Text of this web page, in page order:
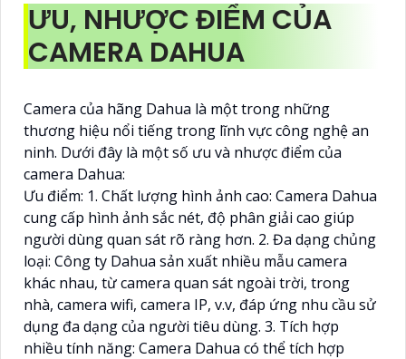
ƯU, NHƯỢC ĐIỂM CỦA
CAMERA DAHUA
Camera của hãng Dahua là một trong những
thương hiệu nổi tiếng trong lĩnh vực công nghệ an
ninh. Dưới đây là một số ưu và nhược điểm của
camera Dahua:
Ưu điểm: 1. Chất lượng hình ảnh cao: Camera Dahua
cung cấp hình ảnh sắc nét, độ phân giải cao giúp
người dùng quan sát rõ ràng hơn. 2. Đa dạng chủng
loại: Công ty Dahua sản xuất nhiều mẫu camera
khác nhau, từ camera quan sát ngoài trời, trong
nhà, camera wifi, camera IP, v.v, đáp ứng nhu cầu sử
dụng đa dạng của người tiêu dùng. 3. Tích hợp
nhiều tính năng: Camera Dahua có thể tích hợp